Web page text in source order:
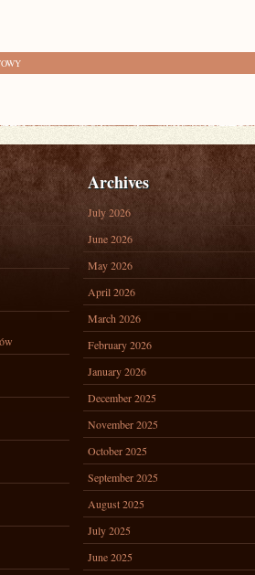
Archives
July 2026
June 2026
May 2026
April 2026
March 2026
February 2026
January 2026
December 2025
November 2025
October 2025
September 2025
August 2025
July 2025
June 2025